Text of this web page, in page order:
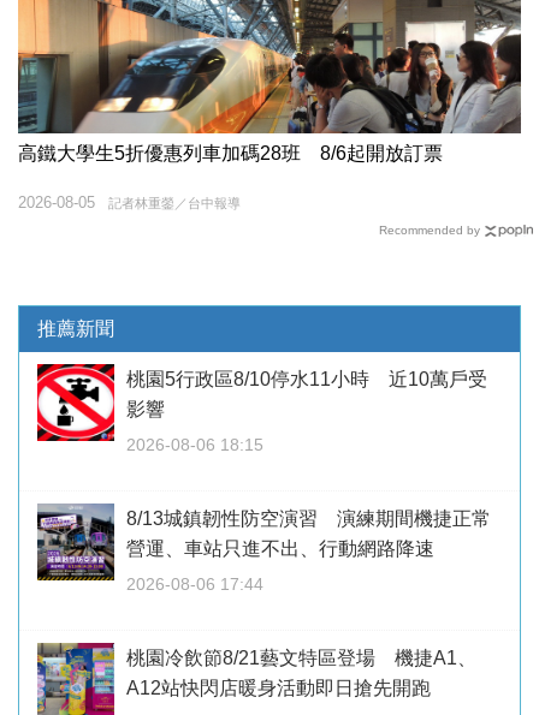
高鐵大學生5折優惠列車加碼28班 8/6起開放訂票
記者林重鎣／台中報導
2026-08-05
Recommended by
推薦新聞
桃園5行政區8/10停水11小時 近10萬戶受
影響
2026-08-06 18:15
8/13城鎮韌性防空演習 演練期間機捷正常
營運、車站只進不出、行動網路降速
2026-08-06 17:44
桃園冷飲節8/21藝文特區登場 機捷A1、
A12站快閃店暖身活動即日搶先開跑